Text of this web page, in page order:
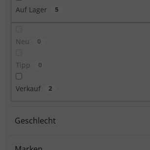
Auf Lager 5
Neu 0
Tipp 0
Verkauf 2
Geschlecht